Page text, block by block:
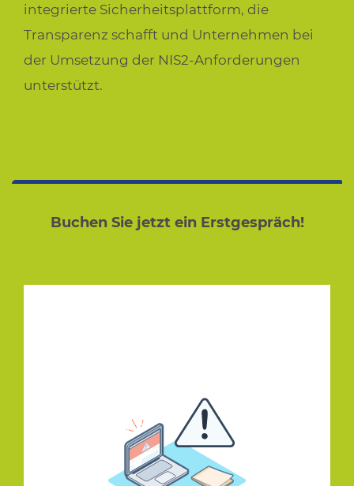
integrierte Sicherheitsplattform, die
Transparenz schafft und Unternehmen bei
der Umsetzung der NIS2-Anforderungen
unterstützt.
Buchen Sie jetzt ein Erstgespräch!